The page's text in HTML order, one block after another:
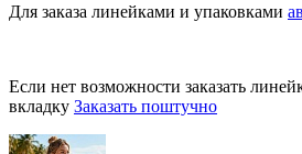
Для заказа линейками и упаковками
Если нет возможности заказать
вкладку Заказать поштучно